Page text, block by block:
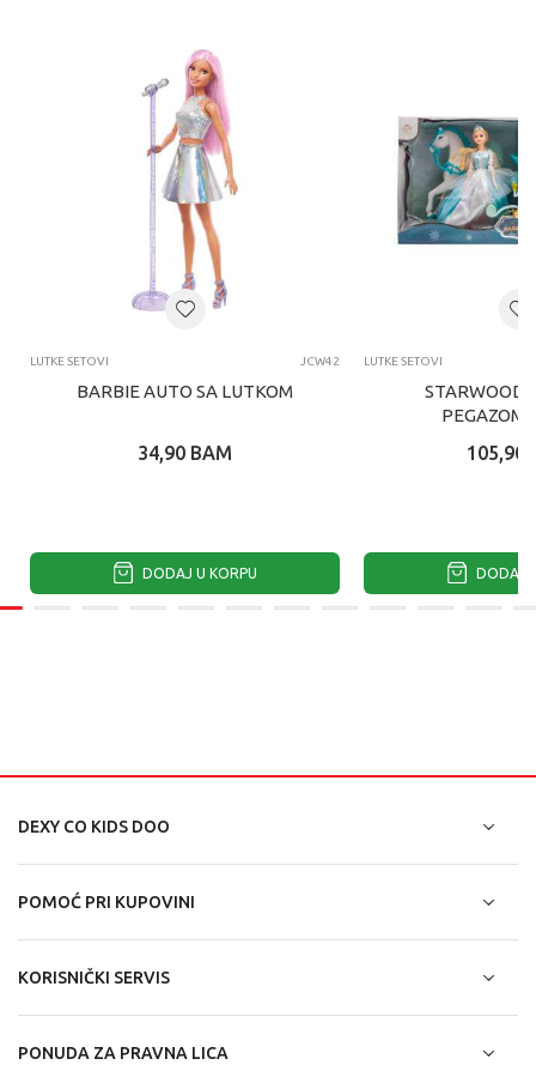
LUTKE SETOVI JCW42
BARBIE AUTO SA LUTKOM
34,90 BAM
DODAJ U KORPU
LUTKE SETOVI
STARWOOD
PEGAZOM
105,90
DODAJ
DEXY CO KIDS DOO
POMOĆ PRI KUPOVINI
KORISNIČKI SERVIS
PONUDA ZA PRAVNA LICA